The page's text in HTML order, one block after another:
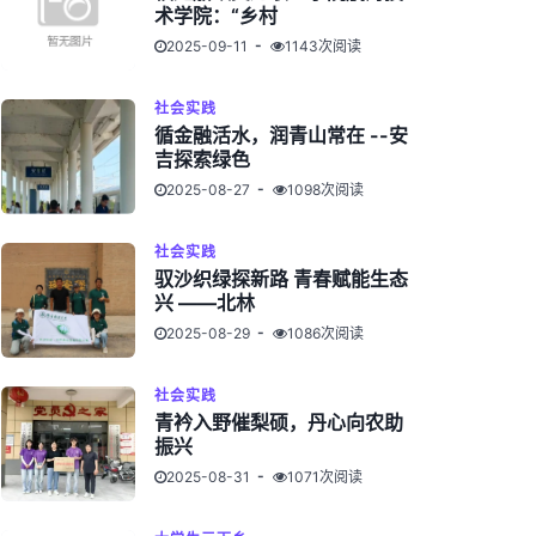
术学院：“乡村
2025-09-11 1143次阅读
社会实践
循金融活水，润青山常在 --安
吉探索绿色
2025-08-27 1098次阅读
社会实践
驭沙织绿探新路 青春赋能生态
兴 ——北林
2025-08-29 1086次阅读
社会实践
青衿入野催梨硕，丹心向农助
振兴
2025-08-31 1071次阅读